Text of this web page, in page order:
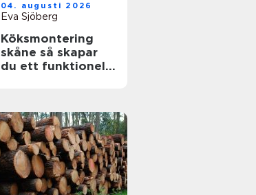
04. augusti 2026
Eva Sjöberg
Köksmontering
skåne så skapar
du ett funktionellt